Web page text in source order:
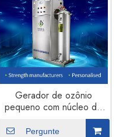
Gerador de ozônio
pequeno com núcleo de
cobre de precisão
Pergunte